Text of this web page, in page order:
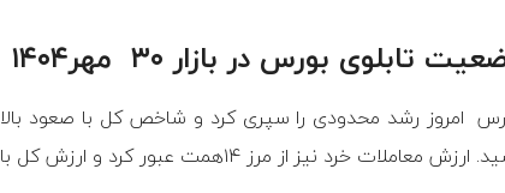
تابلوی بورس در بازار ۳۰ مهر۱۴۰۴
معاملات خرد نیز از مرز ۱۴همت عبور کرد و ارزش کل بازار به رقم ۹۲,۲۳۷,۰۲۵.۴۹۱ هزار میلیارد ریال رسید.